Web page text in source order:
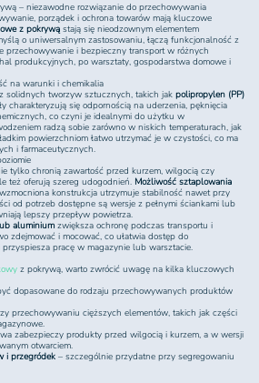
– niezawodne rozwiązanie do przechowywania
porządek i ochrona towarów mają kluczowe
z pokrywą stają się nieodzownym elementem
o uniwersalnym zastosowaniu, łączą funkcjonalność z
przechowywanie i bezpieczny transport w różnych
produkcyjnych, po warsztaty, gospodarstwa domowe i
na warunki i chemikalia
solidnych tworzyw sztucznych, takich jak polipropylen (PP)
charakteryzują się odpornością na uderzenia, pęknięcia
co czyni je idealnymi do użytku w
radzą sobie zarówno w niskich temperaturach, jak
powierzchniom łatwo utrzymać je w czystości, co ma
i farmaceutycznych.
tylko chronią zawartość przed kurzem, wilgocią czy
też oferują szereg udogodnień. Możliwość sztaplowania
konstrukcja utrzymuje stabilność nawet przy
od potrzeb dostępne są wersje z pełnymi ściankami lub
lepszy przepływ powietrza.
aluminium zwiększa ochronę podczas transportu i
zdejmować i mocować, co ułatwia dostęp do
pracę w magazynie lub warsztacie.
z pokrywą, warto zwrócić uwagę na kilka kluczowych
dopasowane do rodzaju przechowywanych produktów
przechowywaniu cięższych elementów, takich jak części
zabezpieczy produkty przed wilgocią i kurzem, a w wersji
otwarciem.
i przegródek – szczególnie przydatne przy segregowaniu